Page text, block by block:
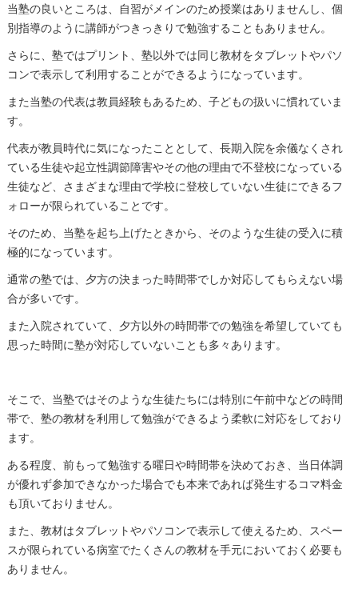
当塾の良いところは、自習がメインのため授業はありませんし、個
別指導のように講師がつきっきりで勉強することもありません。
さらに、塾ではプリント、塾以外では同じ教材をタブレットやパソ
コンで表示して利用することができるようになっています。
また当塾の代表は教員経験もあるため、子どもの扱いに慣れていま
す。
代表が教員時代に気になったこととして、長期入院を余儀なくされ
ている生徒や起立性調節障害やその他の理由で不登校になっている
生徒など、さまざまな理由で学校に登校していない生徒にできるフ
ォローが限られていることです。
そのため、当塾を起ち上げたときから、そのような生徒の受入に積
極的になっています。
通常の塾では、夕方の決まった時間帯でしか対応してもらえない場
合が多いです。
また入院されていて、夕方以外の時間帯での勉強を希望していても
思った時間に塾が対応していないことも多々あります。
そこで、当塾ではそのような生徒たちには特別に午前中などの時間
帯で、塾の教材を利用して勉強ができるよう柔軟に対応をしており
ます。
ある程度、前もって勉強する曜日や時間帯を決めておき、当日体調
が優れず参加できなかった場合でも本来であれば発生するコマ料金
も頂いておりません。
また、教材はタブレットやパソコンで表示して使えるため、スペー
スが限られている病室でたくさんの教材を手元においておく必要も
ありません。